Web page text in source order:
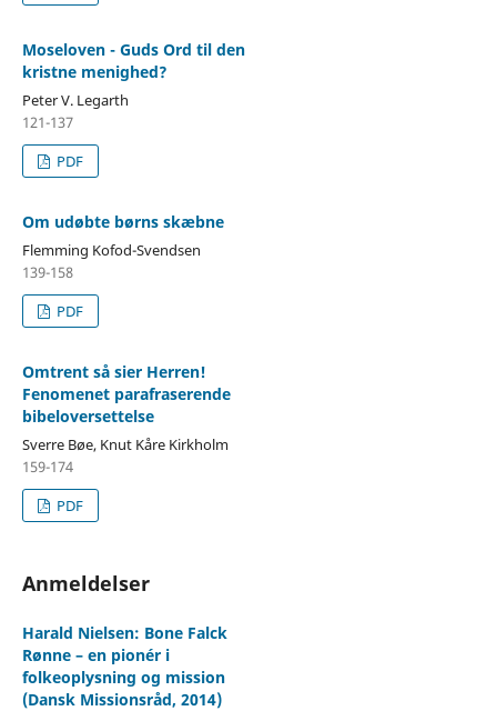
Moseloven - Guds Ord til den
kristne menighed?
Peter V. Legarth
121-137
PDF
Om udøbte børns skæbne
Flemming Kofod-Svendsen
139-158
PDF
Omtrent så sier Herren!
Fenomenet parafraserende
bibeloversettelse
Sverre Bøe, Knut Kåre Kirkholm
159-174
PDF
Anmeldelser
Harald Nielsen: Bone Falck
Rønne – en pionér i
folkeoplysning og mission
(Dansk Missionsråd, 2014)